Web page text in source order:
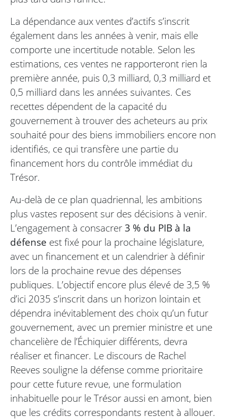
La dépendance aux ventes d’actifs s’inscrit
également dans les années à venir, mais elle
comporte une incertitude notable. Selon les
estimations, ces ventes ne rapporteront rien la
première année, puis 0,3 milliard, 0,3 milliard et
0,5 milliard dans les années suivantes. Ces
recettes dépendent de la capacité du
gouvernement à trouver des acheteurs au prix
souhaité pour des biens immobiliers encore non
identifiés, ce qui transfère une partie du
financement hors du contrôle immédiat du
Trésor.
Au-delà de ce plan quadriennal, les ambitions
plus vastes reposent sur des décisions à venir.
L’engagement à consacrer3 % du PIB à la
défense est fixé pour la prochaine législature,
avec un financement et un calendrier à définir
lors de la prochaine revue des dépenses
publiques. L’objectif encore plus élevé de 3,5 %
d’ici 2035 s’inscrit dans un horizon lointain et
dépendra inévitablement des choix qu’un futur
gouvernement, avec un premier ministre et une
chancelière de l’Échiquier différents, devra
réaliser et financer. Le discours de Rachel
Reeves souligne la défense comme prioritaire
pour cette future revue, une formulation
inhabituelle pour le Trésor aussi en amont, bien
que les crédits correspondants restent à allouer.